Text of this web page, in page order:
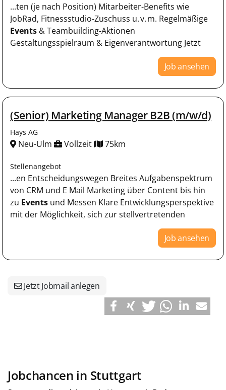
...ten (je nach Position) Mitarbeiter-Benefits wie
JobRad, Fitnessstudio-Zuschuss u. v. m. Regelmäßige
Events & Teambuilding-Aktionen
Gestaltungsspielraum & Eigenverantwortung Jetzt
Job ansehen
(Senior) Marketing Manager B2B (m/w/d)
Hays AG
Neu-Ulm Vollzeit 75km
Stellenangebot
...en Entscheidungswegen Breites Aufgabenspektrum
von CRM und E Mail Marketing über Content bis hin
zu Events und Messen Klare Entwicklungsperspektive
mit der Möglichkeit, sich zur stellvertretenden
Job ansehen
Jetzt Jobmail anlegen
Jobchancen in Stuttgart